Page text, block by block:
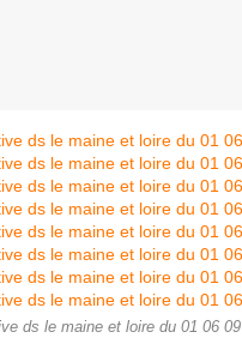
ds le maine et loire du 01 06 09